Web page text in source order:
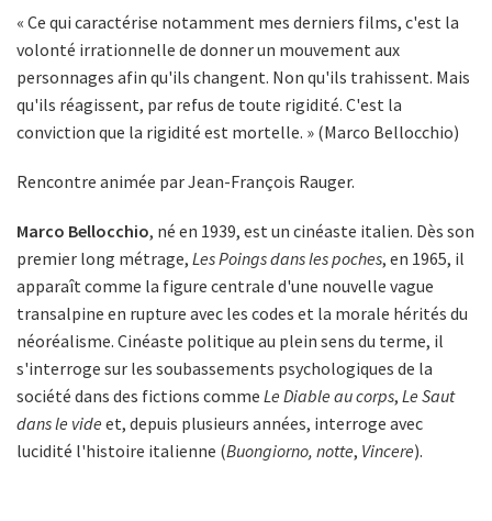
« Ce qui caractérise notamment mes derniers films, c'est la
volonté irrationnelle de donner un mouvement aux
personnages afin qu'ils changent. Non qu'ils trahissent. Mais
qu'ils réagissent, par refus de toute rigidité. C'est la
conviction que la rigidité est mortelle. » (Marco Bellocchio)
Rencontre animée par Jean-François Rauger.
Marco Bellocchio, né en 1939, est un cinéaste italien. Dès son
premier long métrage, Les Poings dans les poches, en 1965, il
apparaît comme la figure centrale d'une nouvelle vague
transalpine en rupture avec les codes et la morale hérités du
néoréalisme. Cinéaste politique au plein sens du terme, il
s'interroge sur les soubassements psychologiques de la
société dans des fictions comme Le Diable au corps, Le Saut
dans le vide et, depuis plusieurs années, interroge avec
lucidité l'histoire italienne (Buongiorno, notte, Vincere).